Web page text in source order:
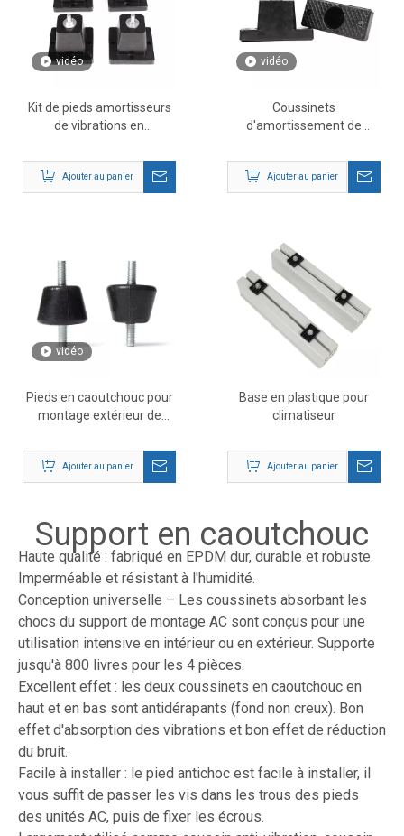
vidéo
Kit de pieds amortisseurs
de vibrations en
Mini Split AC
Ajouter au panier
vidéo
Coussinets
d'amortissement de
pour climatiseur
Ajouter au panier
vidéo
Pieds en caoutchouc pour
montage extérieur de
Ajouter au panier
Base en plastique pour
climatiseur
Ajouter au panier
Support en caoutchouc
Haute qualité : fabriqué en EPDM dur, durable et robuste.
Imperméable et résistant à l'humidité.
Conception universelle – Les coussinets absorbant les
chocs du support de montage AC sont conçus pour une
utilisation intensive en intérieur ou en extérieur. Supporte
jusqu'à 800 livres pour les 4 pièces.
Excellent effet : les deux coussinets en caoutchouc en
haut et en bas sont antidérapants (fond non creux). Bon
effet d'absorption des vibrations et bon effet de réduction
du bruit.
Facile à installer : le pied antichoc est facile à installer, il
vous suffit de passer les vis dans les trous des pieds
des unités AC, puis de fixer les écrous.